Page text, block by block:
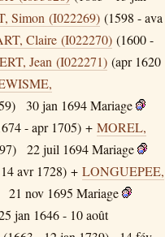
Simon (I022269) (1598 - ava
Claire (I022270) (1600 -
Jean (I022271) (apr 1620
30 jan 1694Mariage
- apr 1705) + MOREL,
22 juil 1694Mariage
avr 1728) + LONGUEPEE,
21 nov 1695 Mariage
jan 1646 - 10 août